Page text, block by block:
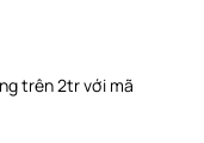
trên 2tr với mã